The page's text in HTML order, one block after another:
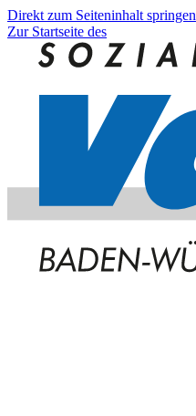
Direkt zum Seiteninhalt springen
Zur Startseite des